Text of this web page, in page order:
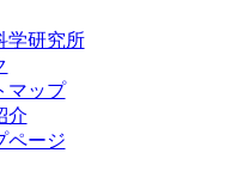
学研究所
マップ
介
ページ